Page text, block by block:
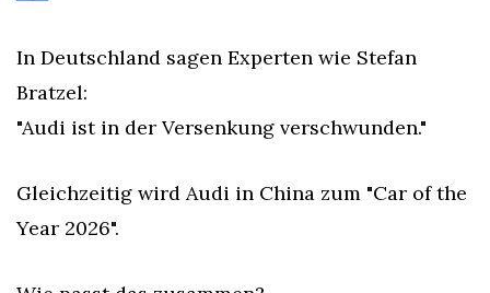
In Deutschland sagen Experten wie Stefan
Bratzel:
"Audi ist in der Versenkung verschwunden."
Gleichzeitig wird Audi in China zum "Car of the
Year 2026".